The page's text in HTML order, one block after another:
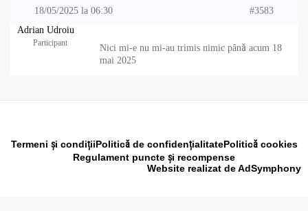
18/05/2025 la 06:30
#3583
Adrian Udroiu
Participant
Nici mi-e nu mi-au trimis nimic până acum 18
mai 2025
Termeni și condițiiPolitică de confidențialitatePolitică cookies
Regulament puncte și recompense
Website realizat de AdSymphony